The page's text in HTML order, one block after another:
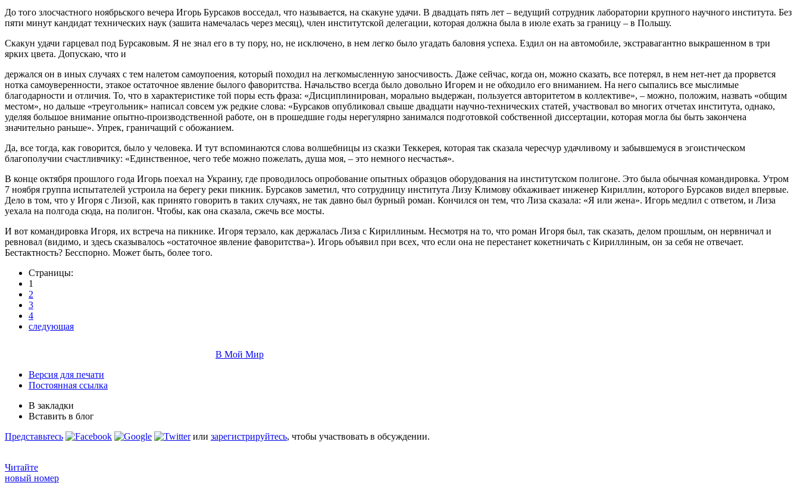
До того злосчастного ноябрьского вечера Игорь Бурсаков восседал, что называется, на скакуне удачи. В двадцать пять лет – ведущий сотрудник лаборатории крупного научного института. Без
пяти минут кандидат технических наук (зашита намечалась через месяц), член институтской делегации, которая должна была в июле ехать за границу – в Польшу.
Скакун удачи гарцевал под Бурсаковым. Я не знал его в ту пору, но, не исключено, в нем легко было угадать баловня успеха. Ездил он на автомобиле, экстравагантно выкрашенном в три
ярких цвета. Допускаю, что и
держался он в иных случаях с тем налетом самоупоения, который походил на легкомысленную заносчивость. Даже сейчас, когда он, можно сказать, все потерял, в нем нет-нет да прорвется
нотка самоуверенности, этакое остаточное явление былого фаворитства. Начальство всегда было довольно Игорем и не обходило его вниманием. На него сыпались все мыслимые
благодарности и отличия. То, что в характеристике той поры есть фраза: «Дисциплинирован, морально выдержан, пользуется авторитетом в коллективе», – можно, положим, назвать «общим
местом», но дальше «треугольник» написал совсем уж редкие слова: «Бурсаков опубликовал свыше двадцати научно-технических статей, участвовал во многих отчетах института, однако,
уделяя большое внимание опытно-производственной работе, он в прошедшие годы нерегулярно занимался подготовкой собственной диссертации, которая могла бы быть закончена
значительно раньше». Упрек, граничащий с обожанием.
Да, все тогда, как говорится, было у человека. И тут вспоминаются слова волшебницы из сказки Теккерея, которая так сказала чересчур удачливому и забывшемуся в эгоистическом
благополучии счастливчику: «Единственное, чего тебе можно пожелать, душа моя, – это немного несчастья».
В конце октября прошлого года Игорь поехал на Украину, где проводилось опробование опытных образцов оборудования на институтском полигоне. Это была обычная командировка. Утром
7 ноября группа испытателей устроила на берегу реки пикник. Бурсаков заметил, что сотрудницу института Лизу Климову обхаживает инженер Кириллин, которого Бурсаков видел впервые.
Дело в том, что у Игоря с Лизой, как принято говорить в таких случаях, не так давно был бурный роман. Кончился он тем, что Лиза сказала: «Я или жена». Игорь медлил с ответом, и Лиза
уехала на полгода сюда, на полигон. Чтобы, как она сказала, сжечь все мосты.
И вот командировка Игоря, их встреча на пикнике. Игоря терзало, как держалась Лиза с Кириллиным. Несмотря на то, что роман Игоря был, так сказать, делом прошлым, он нервничал и
ревновал (видимо, и здесь сказывалось «остаточное явление фаворитства»). Игорь объявил при всех, что если она не перестанет кокетничать с Кириллиным, он за себя не отвечает.
Бестактность? Бесспорно. Может быть, более того.
Страницы:
1
2
3
4
следующая
В Мой Мир
Версия для печати
Постоянная ссылка
В закладки
Вставить в блог
Представьтесь
или зарегистрируйтесь, чтобы участвовать в обсуждении.
Читайте
новый номер